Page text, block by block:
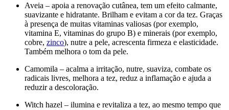
Aveia – apoia a renovação cutânea, tem um efeito calmante,
suavizante e hidratante. Brilham e evitam a cor da tez. Graças
à presença de muitas vitaminas valiosas (por exemplo,
vitamina E, vitaminas do grupo B) e minerais (por exemplo,
cobre, zinco), nutre a pele, acrescenta firmeza e elasticidade.
Também melhora o tom da pele.
Camomila – acalma a irritação, nutre, suaviza, combate os
radicais livres, melhora a tez, reduz a inflamação e ajuda a
reduzir a descoloração.
Witch hazel – ilumina e revitaliza a tez, ao mesmo tempo que